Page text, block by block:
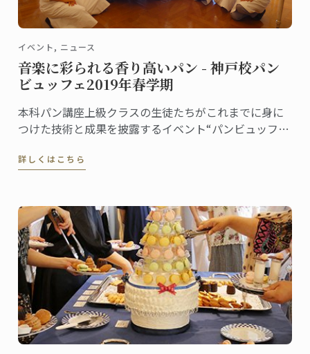
イベント, ニュース
音楽に彩られる香り高いパン - 神戸校パン
ビュッフェ2019年春学期
本科パン講座上級クラスの生徒たちがこれまでに身に
つけた技術と成果を披露するイベント“パンビュッフ
ズのパンをプレゼンテーションします。6月に神戸校で
詳しくはこちら